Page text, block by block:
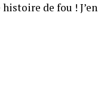
de fou ! J’en